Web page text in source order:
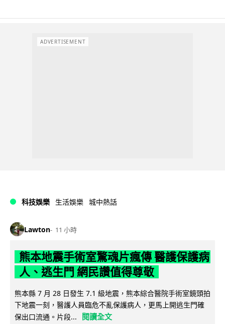
ADVERTISEMENT
科技娛樂 生活娛樂 城中熱話
Lawton 11 小時
熊本地震手術室驚魂片瘋傳 醫護保護病
人、逃生門 網民讚值得尊敬
熊本縣 7 月 28 日發生 7.1 級地震，熊本綜合醫院手術室鏡頭拍
下地震一刻，醫護人員臨危不亂保護病人，更馬上開逃生門確
保出口流通。片段...
閱讀全文